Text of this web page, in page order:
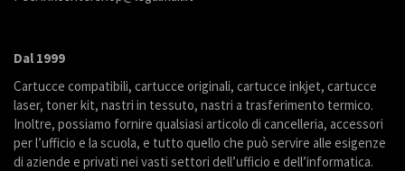
Dal 1999
Cartucce compatibili, cartucce originali, cartucce inkjet, cartucce
laser, toner kit, nastri in tessuto, nastri a trasferimento termico.
Inoltre, possiamo fornire qualsiasi articolo di cancelleria, accessori
per l’ufficio e la scuola, e tutto quello che può servire alle esigenze
di aziende e privati nei vasti settori dell’ufficio e dell’informatica.